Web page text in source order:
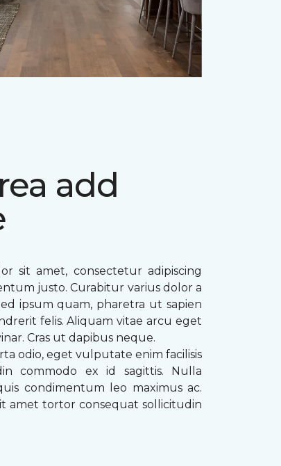
add
sit amet, consectetur adipiscing
justo. Curabitur varius dolor a
ipsum quam, pharetra ut sapien
felis. Aliquam vitae arcu eget
Cras ut dapibus neque.
odio, eget vulputate enim facilisis
commodo ex id sagittis. Nulla
condimentum leo maximus ac.
amet tortor consequat sollicitudin